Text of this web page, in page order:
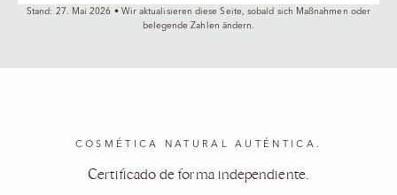
Stand: 27. Mai 2026 • Wir aktualisieren diese Seite, sobald sich Maßnahmen oder
belegende Zahlen ändern.
COSMÉTICA NATURAL AUTÉNTICA.
Certificado de forma independiente.